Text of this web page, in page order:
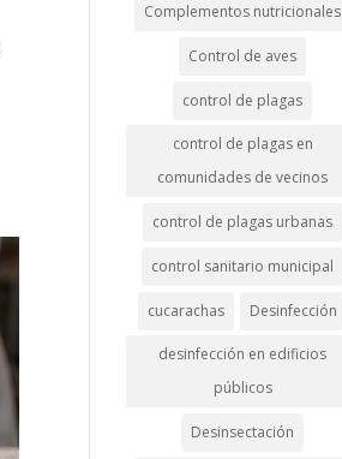
Complementos nutricionales
Control de aves
control de plagas
control de plagas en
comunidades de vecinos
control de plagas urbanas
control sanitario municipal
cucarachas Desinfección
desinfección en edificios
públicos
Desinsectación